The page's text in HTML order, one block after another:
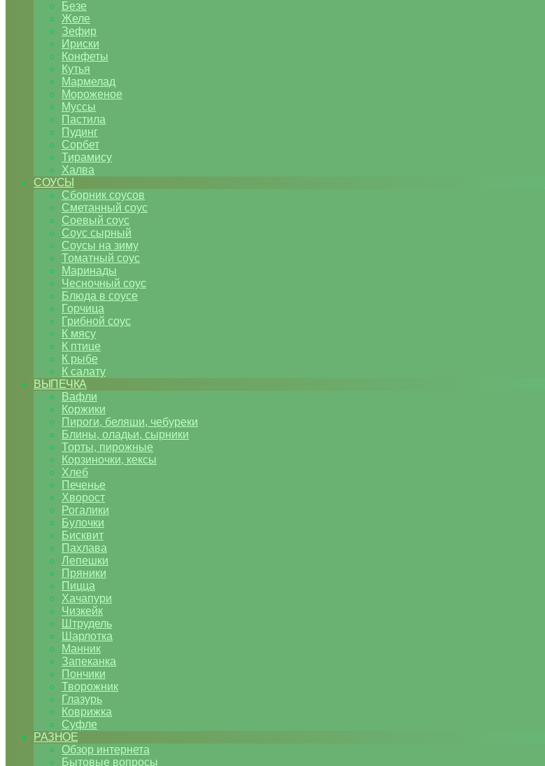
Безе
Желе
Зефир
Ириски
Конфеты
Кутья
Мармелад
Мороженое
Муссы
Пастила
Пудинг
Сорбет
Тирамису
Халва
СОУСЫ
Сборник соусов
Сметанный соус
Соевый соус
Соус сырный
Соусы на зиму
Томатный соус
Маринады
Чесночный соус
Блюда в соусе
Горчица
Грибной соус
К мясу
К птице
К рыбе
К салату
ВЫПЕЧКА
Вафли
Коржики
Пироги, беляши, чебуреки
Блины, оладьи, сырники
Торты, пирожные
Корзиночки, кексы
Хлеб
Печенье
Хворост
Рогалики
Булочки
Бисквит
Пахлава
Лепешки
Пряники
Пицца
Хачапури
Чизкейк
Штрудель
Шарлотка
Манник
Запеканка
Пончики
Творожник
Глазурь
Коврижка
Суфле
РАЗНОЕ
Обзор интернета
Бытовые вопросы